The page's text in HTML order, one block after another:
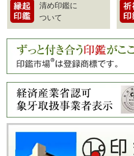
清め印鑑に
ついて